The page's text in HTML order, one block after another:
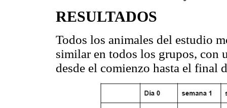
RESULTADOS
Todos los animales del estudio
similar en todos los grupos, con
desde el comienzo hasta el final